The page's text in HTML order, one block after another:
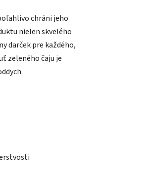
chráni jeho
nielen skvelého
darček pre každého,
zeleného čaju je